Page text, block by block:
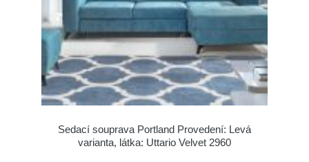
Sedací souprava Portland Provedení: Levá
varianta, látka: Uttario Velvet 2960